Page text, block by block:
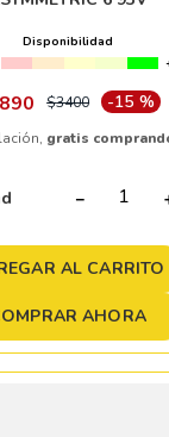
Disponibilidad
$3400 -15 %
gratis
－
AL CARRITO
AHORA